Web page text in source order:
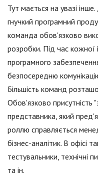
Тут мається на увазі
гнучкий програмний
команда обов'язково
розробки. Під час кожної
програмного
безпосередню
Більшість команд
Обов'язково присутність
представника, який
роллю справляється
бізнес-аналітик. В офісі
тестувальники, технічні
та ін.